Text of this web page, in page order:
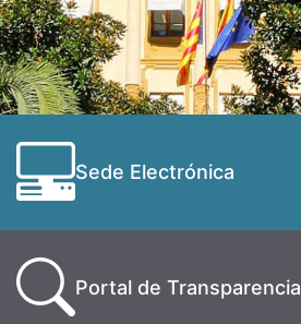
Sede Electrónica
Portal de Transparencia